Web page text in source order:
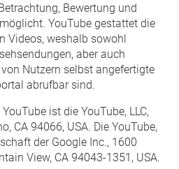
Bewertung und
YouTube gestattet die
Videos, weshalb sowohl
aber auch
Nutzern selbst angefertigte
abrufbar sind.
ist die YouTube, LLC,
CA 94066, USA. Die YouTube,
der Google Inc., 1600
View, CA 94043-1351, USA.